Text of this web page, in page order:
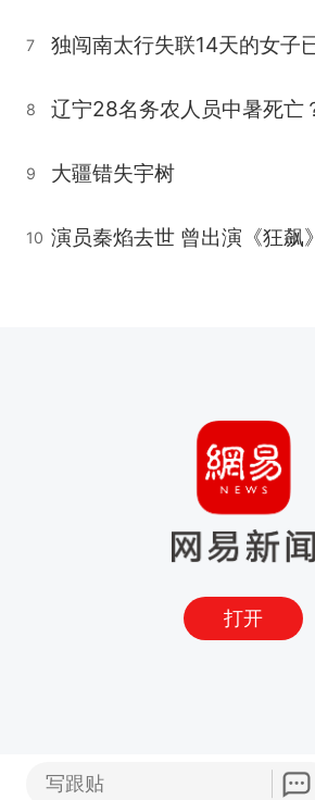
7
8
9 大疆错失宇树
10 演员秦焰去世 曾出演《狂飙》
打开
写跟贴